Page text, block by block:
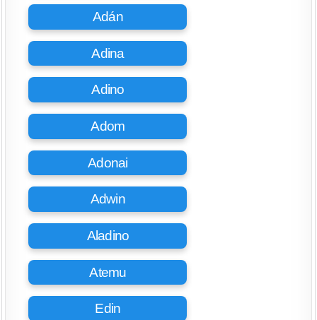
Adán
Adina
Adino
Adom
Adonai
Adwin
Aladino
Atemu
Edin